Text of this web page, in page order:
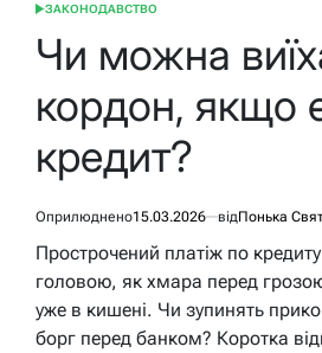
ОПУБЛІКУВАТИ
ЗАКОНОДАВСТВО
Чи можна
кордон, якщо
кредит?
Оприлюднено15.03.2026 відПонька
Прострочений платіж по
головою, як хмара перед
уже в кишені. Чи зупинять
борг перед банком? Коротка